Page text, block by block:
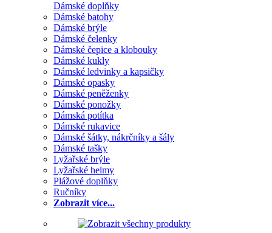
Dámské doplňky
Dámské batohy
Dámské brýle
Dámské čelenky
Dámské čepice a klobouky
Dámské kukly
Dámské ledvinky a kapsičky
Dámské opasky
Dámské peněženky
Dámské ponožky
Dámská potítka
Dámské rukavice
Dámské šátky, nákrčníky a šály
Dámské tašky
Lyžařské brýle
Lyžařské helmy
Plážové doplňky
Ručníky
Zobrazit více...